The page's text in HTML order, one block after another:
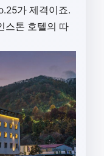
가 제격이죠.
스톤 호텔의 따